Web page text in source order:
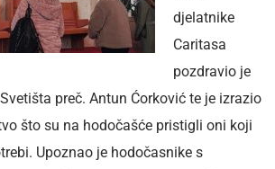
djelatnike
Caritasa
pozdravio je
preč. Antun Ćorković te je izrazio
što su na hodočašće pristigli oni koji
Upoznao je hodočasnike s